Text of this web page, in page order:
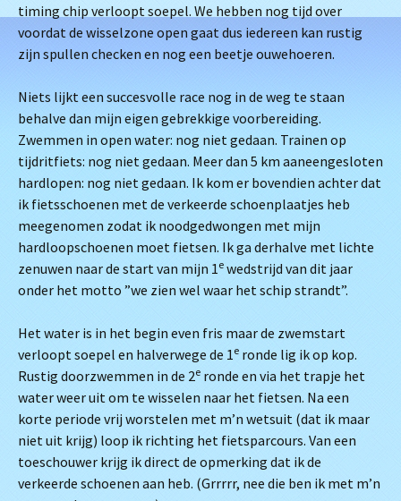
timing chip verloopt soepel. We hebben nog tijd over
voordat de wisselzone open gaat dus iedereen kan rustig
zijn spullen checken en nog een beetje ouwehoeren.
Niets lijkt een succesvolle race nog in de weg te staan
behalve dan mijn eigen gebrekkige voorbereiding.
Zwemmen in open water: nog niet gedaan. Trainen op
tijdritfiets: nog niet gedaan. Meer dan 5 km aaneengesloten
hardlopen: nog niet gedaan. Ik kom er bovendien achter dat
ik fietsschoenen met de verkeerde schoenplaatjes heb
meegenomen zodat ik noodgedwongen met mijn
hardloopschoenen moet fietsen. Ik ga derhalve met lichte
zenuwen naar de start van mijn 1e wedstrijd van dit jaar
onder het motto ”we zien wel waar het schip strandt”.
Het water is in het begin even fris maar de zwemstart
verloopt soepel en halverwege de 1e ronde lig ik op kop.
Rustig doorzwemmen in de 2e ronde en via het trapje het
water weer uit om te wisselen naar het fietsen. Na een
korte periode vrij worstelen met m’n wetsuit (dat ik maar
niet uit krijg) loop ik richting het fietsparcours. Van een
toeschouwer krijg ik direct de opmerking dat ik de
verkeerde schoenen aan heb. (Grrrrr, nee die ben ik met m’n